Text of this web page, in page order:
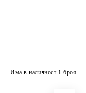
Има в наличност 1 броя